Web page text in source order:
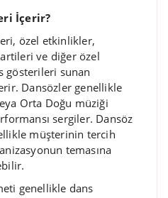
İçerir?
özel etkinlikler,
ve diğer özel
gösterileri sunan
Dansözler genellikle
Orta Doğu müziği
sergiler. Dansöz
müşterinin tercih
temasına
genellikle dans